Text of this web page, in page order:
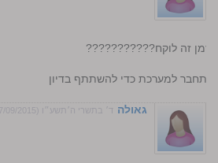
זמן זה לוקח???????????
התחבר למערכת כדי להשתתף בדיון
גאולה ד׳ בתשרי ה׳תשע״ו (17/09/2015) בשעה 20:45